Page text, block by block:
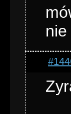
nie